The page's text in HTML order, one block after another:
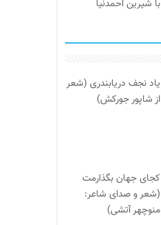
با شیرین احمدنیا
یاد نجف دریابندری (شعر
از شاپور جورکش)
کجای جهان بگذارمت
(شعر و صدای شاعر:
منوچهر آتشی)